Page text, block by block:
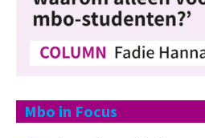
Mbo in Focus